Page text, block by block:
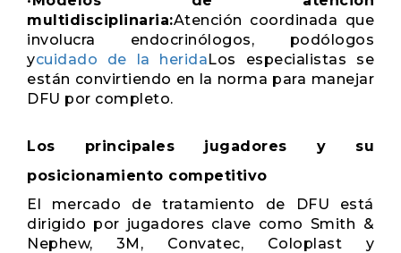
multidisciplinaria:Atención coordinada que
involucra endocrinólogos, podólogos
ycuidado de la heridaLos especialistas se
están convirtiendo en la norma para manejar
DFU por completo.
Los principales jugadores y su
posicionamiento competitivo
El mercado de tratamiento de DFU está
dirigido por jugadores clave como Smith &
Nephew, 3M, Convatec, Coloplast y